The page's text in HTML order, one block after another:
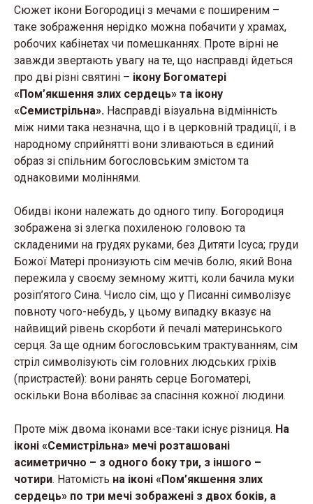
Сюжет ікони Богородиці з мечами є поширеним –
таке зображення нерідко можна побачити у храмах,
робочих кабінетах чи помешканнях. Проте вірні не
завжди звертають увагу на те, що насправді йдеться
про дві різні святині – ікону Богоматері
«Пом’якшення злих сердець» та ікону
«Семистрільна». Насправді візуальна відмінність
між ними така незначна, що і в церковній традиції, і в
народному сприйнятті вони зливаються в єдиний
образ зі спільним богословським змістом та
однаковими моліннями.
Обидві ікони належать до одного типу. Богородиця
зображена зі злегка похиленою головою та
складеними на грудях руками, без Дитяти Ісуса; груди
Божої Матері пронизують сім мечів болю, який Вона
пережила у своєму земному житті, коли бачила муки
розіп’ятого Сина. Число сім, що у Писанні символізує
повноту чого-небудь, у цьому випадку вказує на
найвищий рівень скорботи й печалі материнського
серця. За ще одним богословським трактуванням, сім
стріл символізують сім головних людських гріхів
(пристрастей): вони ранять серце Богоматері,
оскільки Вона вболіває за спасіння кожної людини.
Проте між двома іконами все-таки існує різниця. На
іконі «Семистрільна» мечі розташовані
асиметрично – з одного боку три, з іншого –
чотири. Натомість на іконі «Пом’якшення злих
сердець» по три мечі зображені з двох боків, а